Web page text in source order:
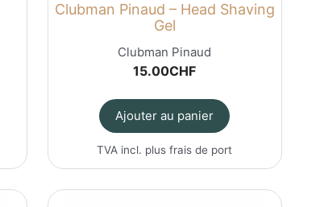
Clubman Pinaud – Head Shaving
Gel
Clubman Pinaud
15.00CHF
Ajouter au panier
TVA incl. plusfrais de port